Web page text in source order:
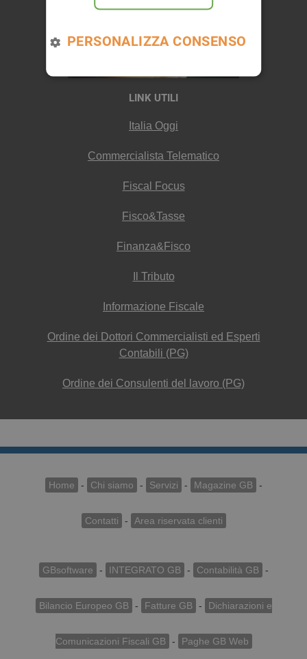
LINK UTILI
Italia Oggi
Commercialista Telematico
Fiscal Focus
Fisco&Tasse
Finanza&Fisco
Il Tributo
Informazione Fiscale
Ordine dei Dottori Commercialisti ed Esperti
Contabili (PG)
Ordine dei Consulenti del lavoro (PG)
Home - Chi siamo - Servizi - Magazine GB -
Contatti - Area riservata clienti
GBsoftware - INTEGRATO GB - Contabilità GB -
Bilancio Europeo GB - Fatture GB - Dichiarazioni e
Comunicazioni Fiscali GB - Paghe GB Web
PERSONALIZZA CONSENSO